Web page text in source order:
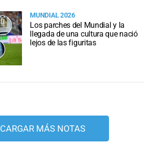
MUNDIAL 2026
Los parches del Mundial y la
llegada de una cultura que nació
lejos de las figuritas
CARGAR MÁS NOTAS